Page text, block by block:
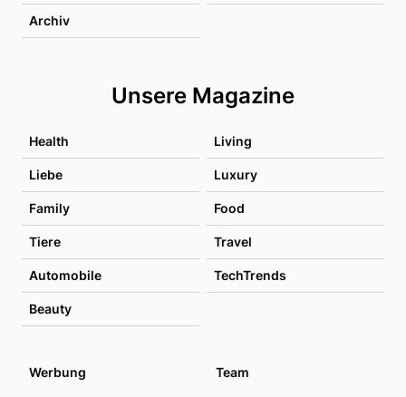
Archiv
Unsere Magazine
Health Living
Liebe Luxury
Family Food
Tiere Travel
Automobile TechTrends
Beauty
Werbung
Team